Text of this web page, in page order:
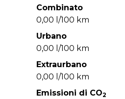
Combinato
0,00 l/100 km
Urbano
0,00 l/100 km
Extraurbano
0,00 l/100 km
Emissioni di CO2